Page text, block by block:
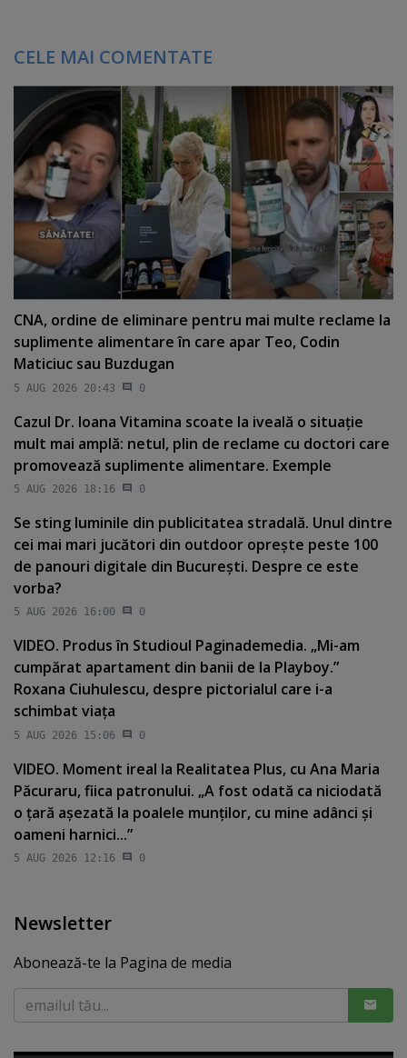
CELE MAI COMENTATE
CNA, ordine de eliminare pentru mai multe reclame la
suplimente alimentare în care apar Teo, Codin
Maticiuc sau Buzdugan
5 AUG 2026 20:43 0
Cazul Dr. Ioana Vitamina scoate la iveală o situaţie
mult mai amplă: netul, plin de reclame cu doctori care
promovează suplimente alimentare. Exemple
5 AUG 2026 18:16 0
Se sting luminile din publicitatea stradală. Unul dintre
cei mai mari jucători din outdoor opreşte peste 100
de panouri digitale din Bucureşti. Despre ce este
vorba?
5 AUG 2026 16:00 0
VIDEO. Produs în Studioul Paginademedia. „Mi-am
cumpărat apartament din banii de la Playboy.”
Roxana Ciuhulescu, despre pictorialul care i-a
schimbat viaţa
5 AUG 2026 15:06 0
VIDEO. Moment ireal la Realitatea Plus, cu Ana Maria
Păcuraru, fiica patronului. „A fost odată ca niciodată
o ţară aşezată la poalele munţilor, cu mine adânci şi
oameni harnici...”
5 AUG 2026 12:16 0
Newsletter
Abonează-te la Pagina de media